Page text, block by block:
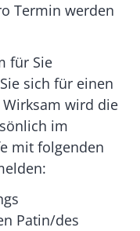
Termin werden
für Sie
sich für einen
wird die
im
mit folgenden
Patin/des